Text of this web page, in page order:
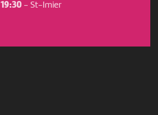
19:30- St-Imier